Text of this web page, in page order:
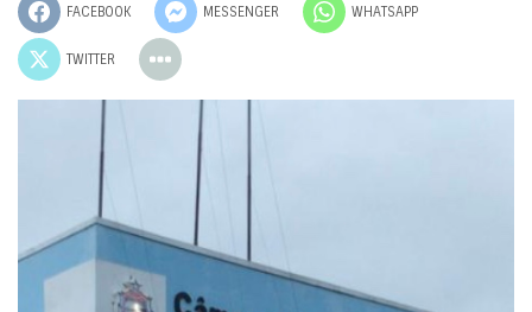
FACEBOOK MESSENGER WHATSAPP
TWITTER